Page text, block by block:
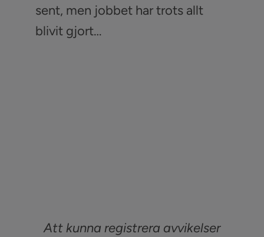
sent, men jobbet har trots allt
blivit gjort…
Att kunna registrera avvikelser